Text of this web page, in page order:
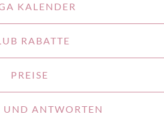
KALENDER
RABATTE
PREISE
UND ANTWORTEN